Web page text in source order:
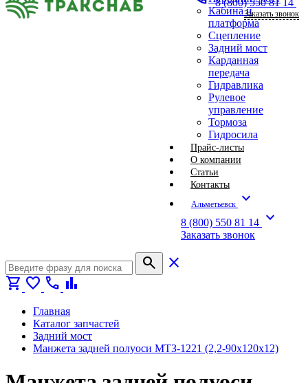
Кабина и
платформа
Сцепление
Задний мост
Карданная
передача
Гидравлика
Рулевое
управление
Тормоза
Гидросила
Прайс-листы
О компании
Статьи
Контакты
Альметьевск expand_more
8 (800) 550 81 14 expand_more
Заказать звонок
Заказать звонок
search
close
shopping_cart favorite call bar_chart
Главная
Каталог запчастей
Задний мост
Манжета задней полуоси МТЗ-1221 (2,2-90х120х12)